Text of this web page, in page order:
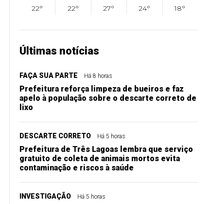
22°
22°
27°
24°
18°
Últimas notícias
FAÇA SUA PARTE Há 8 horas
Prefeitura reforça limpeza de bueiros e faz
apelo à população sobre o descarte correto de
lixo
DESCARTE CORRETO Há 5 horas
Prefeitura de Três Lagoas lembra que serviço
gratuito de coleta de animais mortos evita
contaminação e riscos à saúde
INVESTIGAÇÃO Há 5 horas